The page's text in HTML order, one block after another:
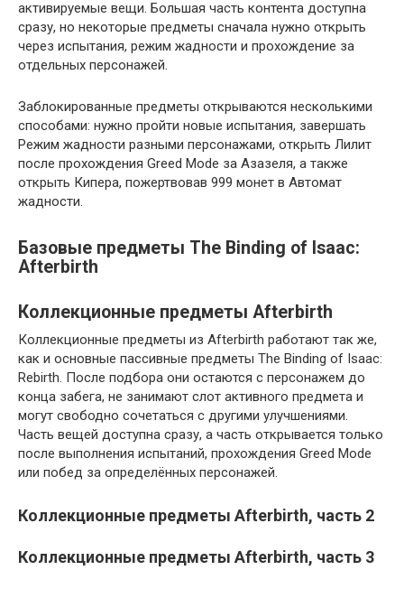
активируемые вещи. Большая часть контента доступна
сразу, но некоторые предметы сначала нужно открыть
через испытания, режим жадности и прохождение за
отдельных персонажей.
Заблокированные предметы открываются несколькими
способами: нужно пройти новые испытания, завершать
Режим жадности разными персонажами, открыть Лилит
после прохождения Greed Mode за Азазеля, а также
открыть Кипера, пожертвовав 999 монет в Автомат
жадности.
Базовые предметы The Binding of Isaac:
Afterbirth
Коллекционные предметы Afterbirth
Коллекционные предметы из Afterbirth работают так же,
как и основные пассивные предметы The Binding of Isaac:
Rebirth. После подбора они остаются с персонажем до
конца забега, не занимают слот активного предмета и
могут свободно сочетаться с другими улучшениями.
Часть вещей доступна сразу, а часть открывается только
после выполнения испытаний, прохождения Greed Mode
или побед за определённых персонажей.
Коллекционные предметы Afterbirth, часть 2
Коллекционные предметы Afterbirth, часть 3